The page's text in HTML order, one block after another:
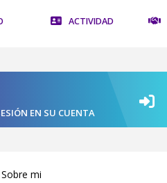
ACTIVIDAD
EN SU CUENTA
Sobre mi